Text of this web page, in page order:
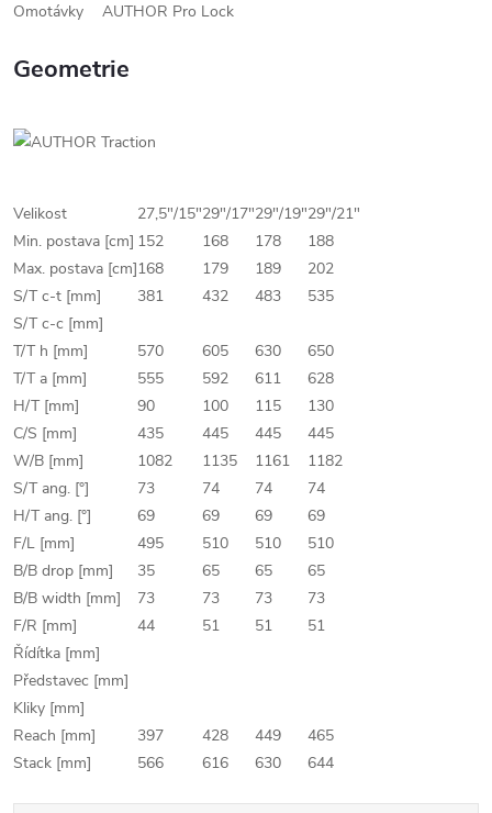
Omotávky AUTHOR Pro Lock
Geometrie
Velikost 27,5"/15"29"/17"29"/19"29"/21"
Min. postava [cm] 152 168 178
188
Max. postava [cm]168 179 189
202
S/T c-t [mm]
381 432 483
535
S/T c-c [mm]
T/T h [mm]
570 605 630
650
T/T a [mm]
555 592 611
628
H/T [mm]
90 100 115
130
C/S [mm]
435 445 445
445
W/B [mm]
1082 1135 1161
1182
S/T ang. [°]
73 74 74
74
H/T ang. [°]
69 69 69
69
F/L [mm]
495 510 510
510
B/B drop [mm]
35 65 65
65
B/B width [mm]
73 73 73
73
F/R [mm]
44 51 51
51
Řídítka [mm]
Představec [mm]
Kliky [mm]
Reach [mm]
397 428 449
465
Stack [mm]
566 616 630 644